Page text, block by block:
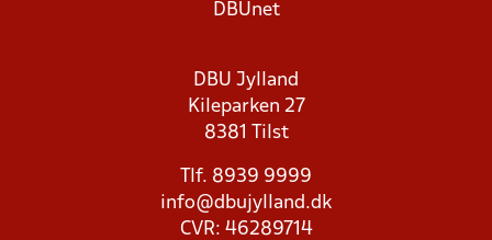
DBUnet
DBU Jylland
Kileparken 27
8381 Tilst
Tlf. 8939 9999
info@dbujylland.dk
CVR: 46289714